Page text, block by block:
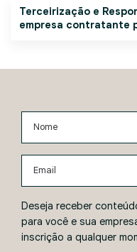
Terceirização e
empresa contratante
Deseja receber
para você e sua
inscrição a qualquer